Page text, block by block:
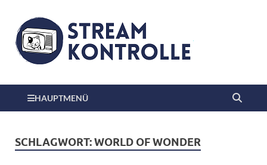
HAUPTMENÜ
SCHLAGWORT:WORLD OF WONDER